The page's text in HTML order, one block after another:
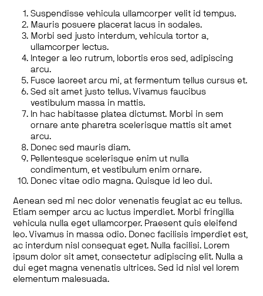
Suspendisse vehicula ullamcorper velit id tempus.
Mauris posuere placerat lacus in sodales.
Morbi sed justo interdum, vehicula tortor a,
ullamcorper lectus.
Integer a leo rutrum, lobortis eros sed, adipiscing
arcu.
Fusce laoreet arcu mi, at fermentum tellus cursus et.
Sed sit amet justo tellus. Vivamus faucibus
vestibulum massa in mattis.
In hac habitasse platea dictumst. Morbi in sem
ornare ante pharetra scelerisque mattis sit amet
arcu.
Donec sed mauris diam.
Pellentesque scelerisque enim ut nulla
condimentum, et vestibulum enim ornare.
Donec vitae odio magna. Quisque id leo dui.
Aenean sed mi nec dolor venenatis feugiat ac eu tellus.
Etiam semper arcu ac luctus imperdiet. Morbi fringilla
vehicula nulla eget ullamcorper. Praesent quis eleifend
leo. Vivamus in massa odio. Donec facilisis imperdiet est,
ac interdum nisl consequat eget. Nulla facilisi. Lorem
ipsum dolor sit amet, consectetur adipiscing elit. Nulla a
dui eget magna venenatis ultrices. Sed id nisl vel lorem
elementum malesuada.